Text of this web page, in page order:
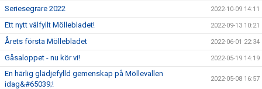
Seriesegrare 2022 2022-10-09 14:11
Ett nytt välfyllt Möllebladet! 2022-09-13 10:21
Årets första Möllebladet 2022-06-01 22:34
Gåsaloppet - nu kör vi! 2022-05-19 14:19
En härlig glädjefylld gemenskap på Möllevallen
idag&#65039;!
2022-05-08 16:57